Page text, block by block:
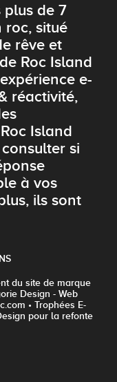
plus de 7
roc, situé
rêve et
Roc Island
e-
réactivité,
Island
si
à vos
ils sont
du site de marque
Design - Web
• Trophées E-
pour la refonte